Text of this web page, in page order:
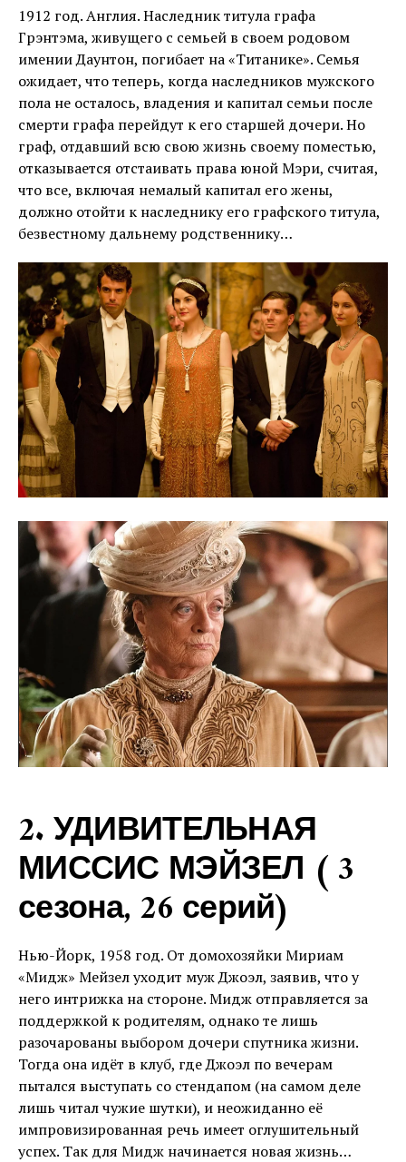
1912 год. Англия. Наследник титула графа
Грэнтэма, живущего с семьей в своем родовом
имении Даунтон, погибает на «Титанике». Семья
ожидает, что теперь, когда наследников мужского
пола не осталось, владения и капитал семьи после
смерти графа перейдут к его старшей дочери. Но
граф, отдавший всю свою жизнь своему поместью,
отказывается отстаивать права юной Мэри, считая,
что все, включая немалый капитал его жены,
должно отойти к наследнику его графского титула,
безвестному дальнему родственнику…
2. УДИВИТЕЛЬНАЯ
МИССИС МЭЙЗЕЛ ( 3
сезона, 26 серий)
Нью-Йорк, 1958 год. От домохозяйки Мириам
«Мидж» Мейзел уходит муж Джоэл, заявив, что у
него интрижка на стороне. Мидж отправляется за
поддержкой к родителям, однако те лишь
разочарованы выбором дочери спутника жизни.
Тогда она идёт в клуб, где Джоэл по вечерам
пытался выступать со стендапом (на самом деле
лишь читал чужие шутки), и неожиданно её
импровизированная речь имеет оглушительный
успех. Так для Мидж начинается новая жизнь…